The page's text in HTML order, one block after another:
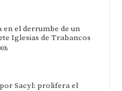
en el derrumbe de un
Iglesias de Trabancos
Sacyl: prolifera el